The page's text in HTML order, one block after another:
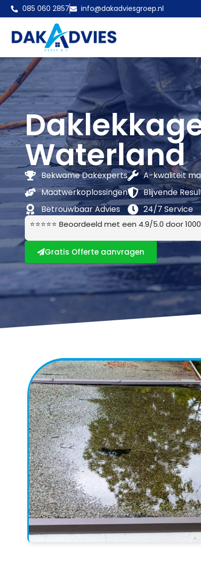
085 060 2857 info@dakadviesgroep.nl
Waterland
Bekwame Dakexperts
Maatwerkoplossingen
Betrouwbaar Advies
A-kwaliteit
Blijvende
24/7 Service
⭐⭐⭐⭐⭐ Beoordeeld met een 4.9/5.0 door
Gratis Offerte aanvragen